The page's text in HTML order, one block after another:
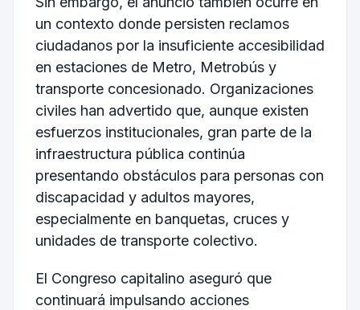
un contexto donde persisten reclamos
ciudadanos por la insuficiente accesibilidad
en estaciones de Metro, Metrobús y
transporte concesionado. Organizaciones
civiles han advertido que, aunque existen
esfuerzos institucionales, gran parte de la
infraestructura pública continúa
presentando obstáculos para personas con
discapacidad y adultos mayores,
especialmente en banquetas, cruces y
unidades de transporte colectivo.
El Congreso capitalino aseguró que
continuará impulsando acciones